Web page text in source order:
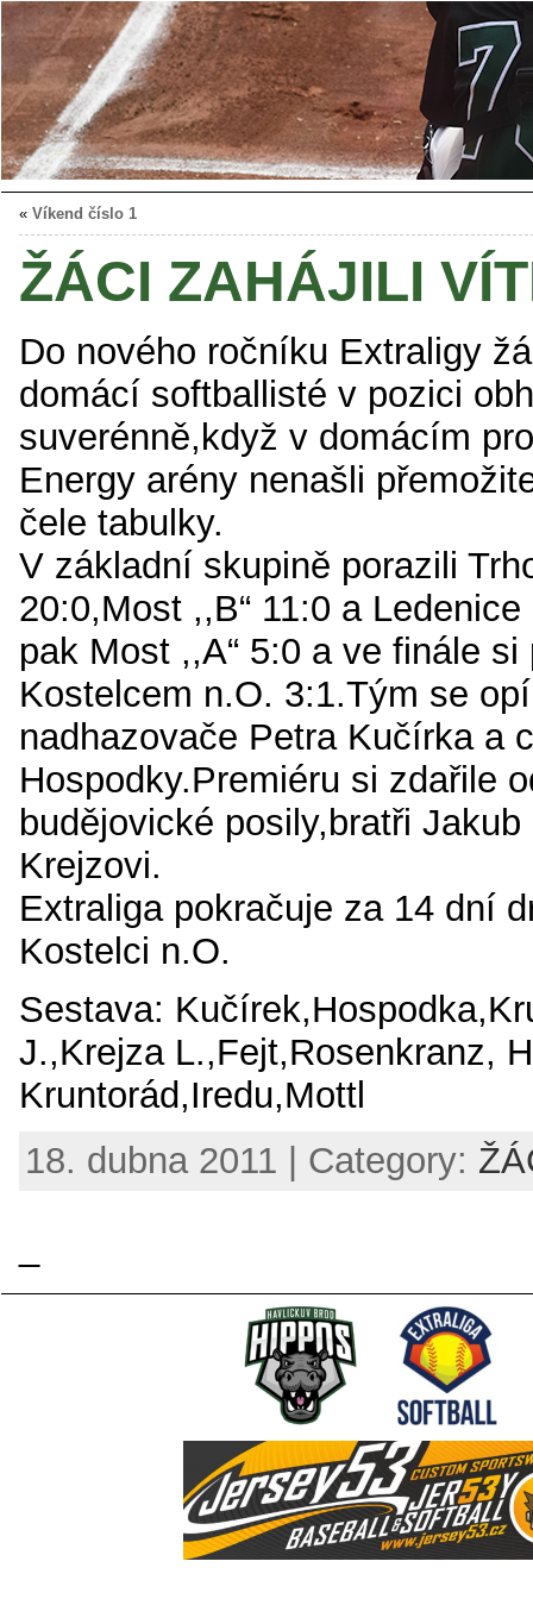
« Víkend číslo 1
ŽÁCI ZAHÁJILI
Do nového ročníku Extraligy
domácí softballisté v pozici
suverénně,když v domácím
Energy arény nenašli
čele tabulky.
V základní skupině porazili
20:0,Most ,,B“ 11:0 a
pak Most ,,A“ 5:0 a ve finále si
Kostelcem n.O. 3:1.Tým se
nadhazovače Petra Kučírka a
Hospodky.Premiéru si zdařile
budějovické posily,bratři
Krejzovi.
Extraliga pokračuje za 14 dní
Kostelci n.O.
Sestava:
J.,Krejza L.,Fejt,Rosenkranz,
Kruntorád,Iredu,Mottl
18. dubna 2011 | Category: